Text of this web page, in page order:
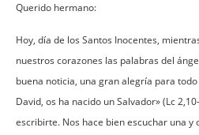
Querido hermano:
Hoy, día de los Santos Inocentes,
nuestros corazones las palabras del
buena noticia, una gran alegría para
David, os ha nacido un Salvador» (Lc
escribirte. Nos hace bien escuchar una y